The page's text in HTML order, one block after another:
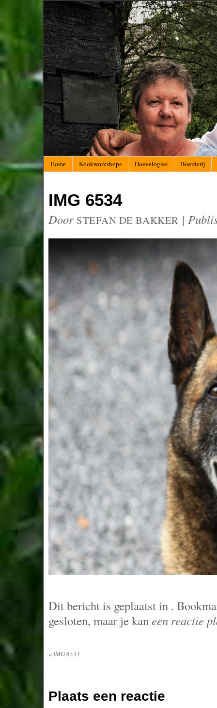
Home Kookworkshops Hoevelogies Boerderij
IMG 6534
Door STEFAN DE BAKKER |
Dit bericht is geplaatst in .
gesloten, maar je kaneen reactie
« IMG 6533
Plaats een reactie